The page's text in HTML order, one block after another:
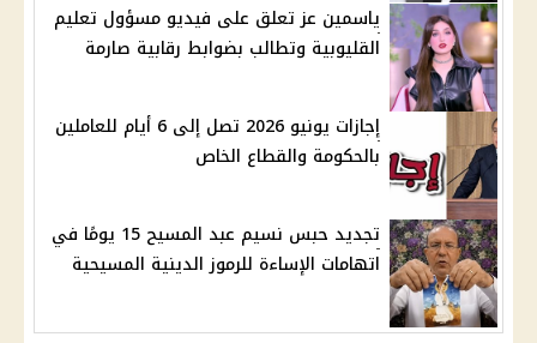
ياسمين عز تعلق على فيديو مسؤول تعليم
القليوبية وتطالب بضوابط رقابية صارمة
إجازات يونيو 2026 تصل إلى 6 أيام للعاملين
بالحكومة والقطاع الخاص
تجديد حبس نسيم عبد المسيح 15 يومًا في
اتهامات الإساءة للرموز الدينية المسيحية